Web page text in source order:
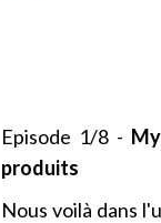
Episode 1/8 -
produits
Nous voilà dans